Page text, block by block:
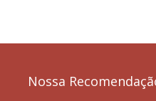
Nossa